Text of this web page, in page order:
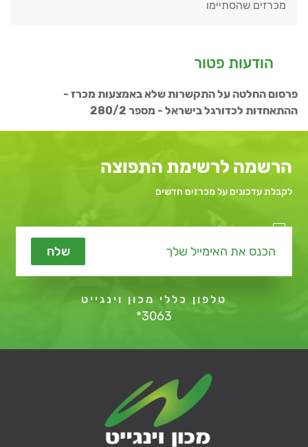
מכרזים שהסתיימו
הודעות פטור
פרסום החלטה על התקשרות שלא באמצעות מכרז -
ההתאחדות לכדורגל בישראל - מספר 280/2
הרשמה לרשימת התפוצה
לקבלת עדכונים על מכרזים חדשים
שלח
מאשר קבלת תכנים שיווקיים
טלפון כללי מכון וינגייט
*3063